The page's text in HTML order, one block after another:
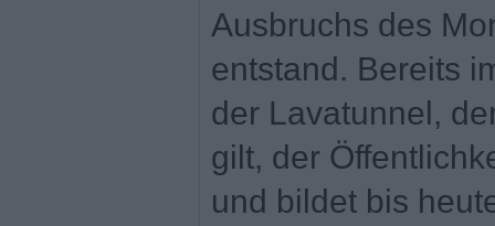
Ausbruchs des
entstand. Bereits
der Lavatunnel,
gilt, der
und bildet bis